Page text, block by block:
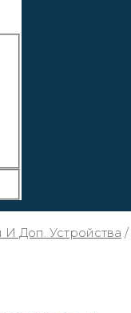
Доп. Устройства /